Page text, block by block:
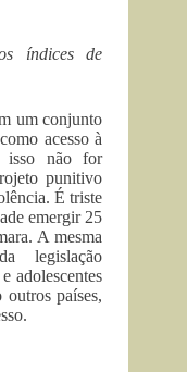
índices de
um conjunto
acesso à
isso não for
punitivo
É triste
emergir 25
A mesma
legislação
adolescentes
países,